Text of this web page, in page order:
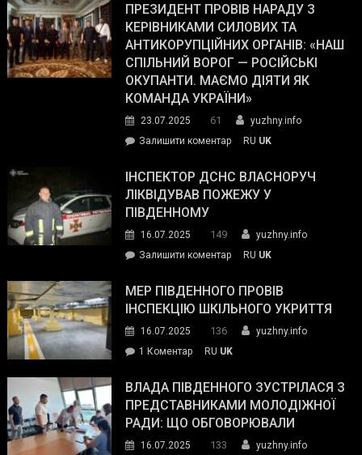
Street
Journal.
Південному
працівникам
ОПЗ
з
матеріального
резерву
гуманітарну
допомогу
ПРЕЗИДЕНТ ПРОВІВ НАРАДУ З
КЕРІВНИКАМИ СИЛОВИХ ТА
АНТИКОРУПЦІЙНИХ ОРГАНІВ: «НАШ
СПІЛЬНИЙ ВОРОГ — РОСІЙСЬКІ
ОКУПАНТИ. МАЄМО ДІЯТИ ЯК
КОМАНДА УКРАЇНИ»
23.07.2025 61
yuzhny.info
Залишити коментарon
провів
нараду
силових
та
органів:
«Наш
спільний
окупанти.
Маємо
діяти
RU UK
ІНСПЕКТОР ДСНС ВЛАСНОРУЧ
ЛІКВІДУВАВ ПОЖЕЖУ У
ПІВДЕННОМУ
16.07.2025 149
yuzhny.info
Залишити коментарon
ДСНС
власноруч
пожежу
у
RU UK
МЕР ПІВДЕННОГО ПРОВІВ
ІНСПЕКЦІЮ ШКІЛЬНОГО УКРИТТЯ
16.07.2025 136
yuzhny.info
1 Коментардо
Південного
провів
інспекцію
RU UK
ВЛАДА ПІВДЕННОГО ЗУСТРІЛАСЯ З
ПРЕДСТАВНИКАМИ МОЛОДІЖНОЇ
РАДИ: ЩО ОБГОВОРЮВАЛИ
16.07.2025 133 yuzhny.info